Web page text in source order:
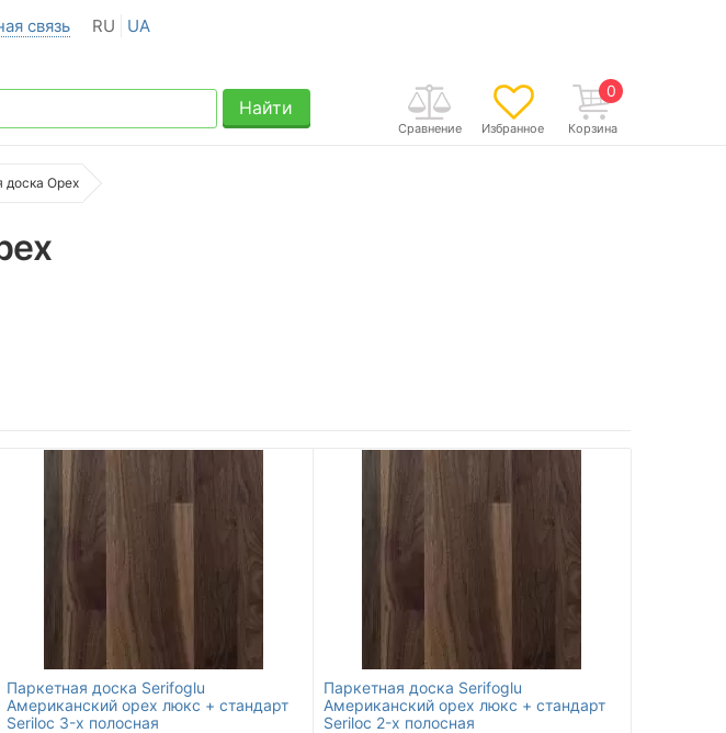
связь RU
UA
0
Корзина
Избранное
Сравнение
Найти
доска Орех
Паркетная доска Serifoglu
Американский орех люкс + стандарт
Seriloc 3-х полосная
Паркетная доска Serifoglu
Американский орех люкс + стандарт
Seriloc 2-х полосная